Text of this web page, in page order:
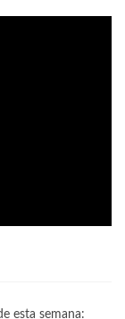
esta semana: